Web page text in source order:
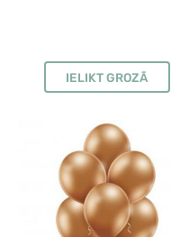
IELIKT GROZĀ